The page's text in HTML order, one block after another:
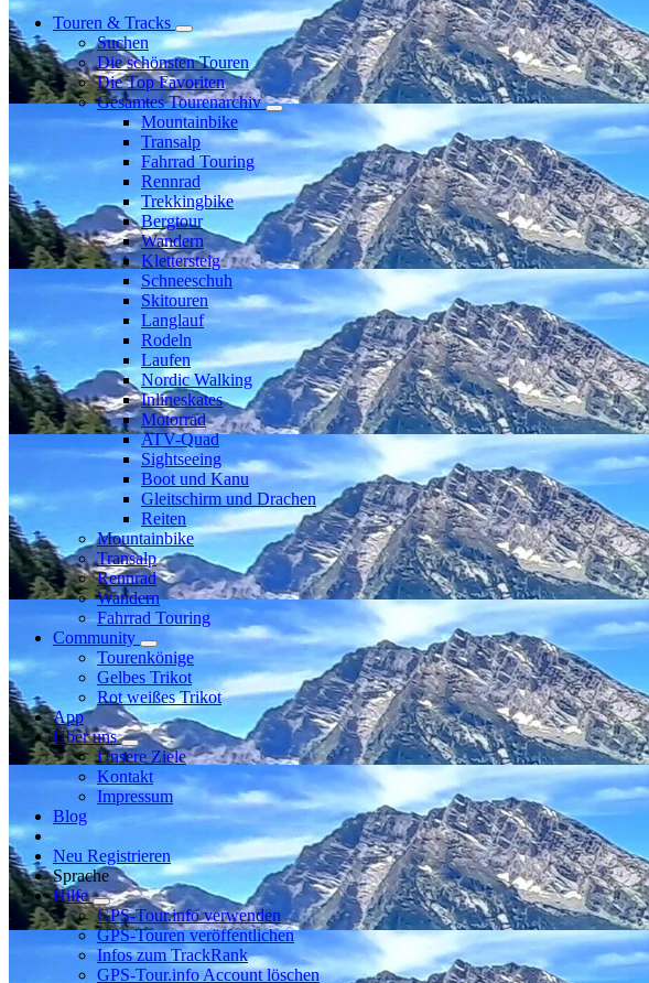
Touren & Tracks
Suchen
Die schönsten Touren
Die Top Favoriten
Gesamtes Tourenarchiv
Mountainbike
Transalp
Fahrrad Touring
Rennrad
Trekkingbike
Bergtour
Wandern
Klettersteig
Schneeschuh
Skitouren
Langlauf
Rodeln
Laufen
Nordic Walking
Inlineskates
Motorrad
ATV-Quad
Sightseeing
Boot und Kanu
Gleitschirm und Drachen
Reiten
Mountainbike
Transalp
Rennrad
Wandern
Fahrrad Touring
Community
Tourenkönige
Gelbes Trikot
Rot weißes Trikot
App
Über uns
Unsere Ziele
Kontakt
Impressum
Blog
Neu Registrieren
Sprache
Hilfe
GPS-Tour.info verwenden
GPS-Touren veröffentlichen
Infos zum TrackRank
GPS-Tour.info Account löschen